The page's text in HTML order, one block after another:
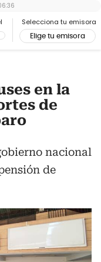
Selecciona tu emisora
Elige tu emisora
en la
de
nacional
de